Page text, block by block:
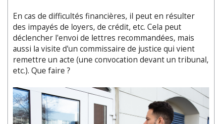
En cas de difficultés financières, il peut en résulter
des impayés de loyers, de crédit, etc. Cela peut
déclencher l'envoi de lettres recommandées, mais
aussi la visite d'un commissaire de justice qui vient
remettre un acte (une convocation devant un tribunal,
etc.). Que faire ?